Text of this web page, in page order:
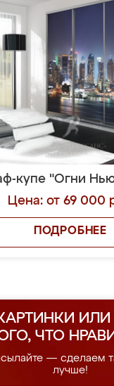
купе "Огни
Цена: от 69 000
ПОДРОБНЕЕ
ЧТО
— сделаем
лучше!